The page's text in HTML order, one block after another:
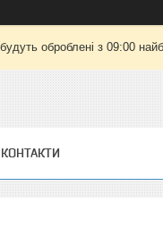
оброблені з 09:00
КОНТАКТИ